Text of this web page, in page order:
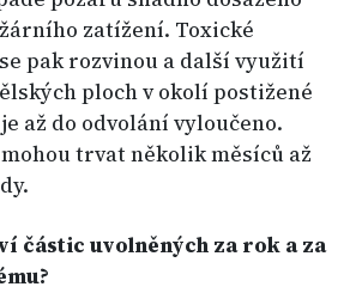
zatížení. Toxické
pak rozvinou a další využití
ploch v okolí postižené
až do odvolání vyloučeno.
trvat několik měsíců až
částic uvolněných za rok a za